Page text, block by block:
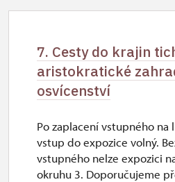
7. Cesty do krajin
aristokratické
osvícenství
Po zaplacení vstupného na
vstup do expozice volný.
vstupného nelze expozici
okruhu 3. Doporučujeme